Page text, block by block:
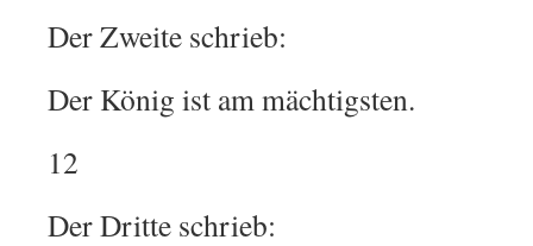
Der Zweite schrieb:
Der König ist am mächtigsten.
12
Der Dritte schrieb: